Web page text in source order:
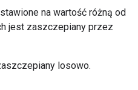
na wartość różną od
jest zaszczepiany przez
losowo.